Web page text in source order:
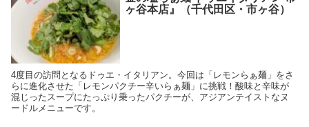
ヶ谷本店』（千代田区・市ヶ谷）
4度目の訪問となるドゥエ・イタリアン。今回は「レモンらぁ麺」をさ
らに進化させた「レモンパクチー辛いらぁ麺」に挑戦！酸味と辛味が
混じったスープにたっぷり乗ったパクチーが、アジアンテイストなヌ
ードルメニューです。